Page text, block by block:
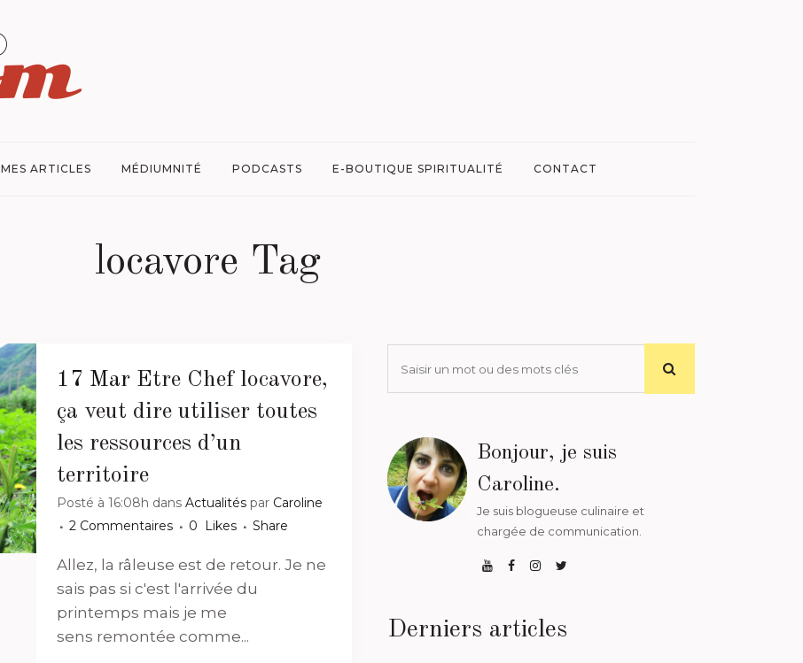
MES ARTICLES MÉDIUMNITÉ PODCASTS E-BOUTIQUE SPIRITUALITÉ CONTACT
locavore Tag
17 Mar Etre Chef locavore,
ça veut dire utiliser toutes
les ressources d’un
territoire
Posté à 16:08h dans Actualités par Caroline
2 Commentaires
0 Likes Share
Allez, la râleuse est de retour. Je ne
sais pas si c'est l'arrivée du
printemps mais je me
sens remontée comme...
Bonjour, je suis
Caroline.
Je suis blogueuse culinaire et
chargée de communication.
Derniers articles